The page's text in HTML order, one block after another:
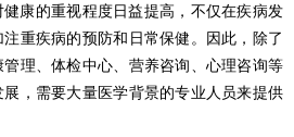
的重视程度日益提高，不仅在疾病发
重疾病的预防和日常保健。因此，除了
理、体检中心、营养咨询、心理咨询等
，需要大量医学背景的专业人员来提供